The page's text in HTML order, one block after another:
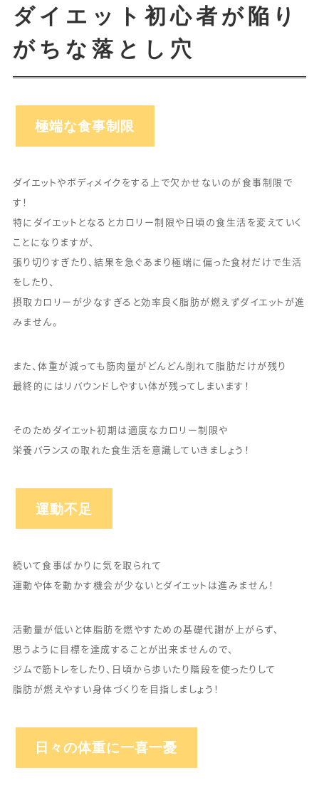
ダイエット初心者が陥り
がちな落とし穴
極端な食事制限
ダイエットやボディメイクをする上で欠かせないのが食事制限で
す！
特にダイエットとなるとカロリー制限や日頃の食生活を変えていく
ことになりますが、
張り切りすぎたり、結果を急ぐあまり極端に偏った食材だけで生活
をしたり、
摂取カロリーが少なすぎると効率良く脂肪が燃えずダイエットが進
みません。
また、体重が減っても筋肉量がどんどん削れて脂肪だけが残り
最終的にはリバウンドしやすい体が残ってしまいます！
そのためダイエット初期は適度なカロリー制限や
栄養バランスの取れた食生活を意識していきましょう！
運動不足
続いて食事ばかりに気を取られて
運動や体を動かす機会が少ないとダイエットは進みません！
活動量が低いと体脂肪を燃やすための基礎代謝が上がらず、
思うように目標を達成することが出来ませんので、
ジムで筋トレをしたり、日頃から歩いたり階段を使ったりして
脂肪が燃えやすい身体づくりを目指しましょう！
日々の体重に一喜一憂